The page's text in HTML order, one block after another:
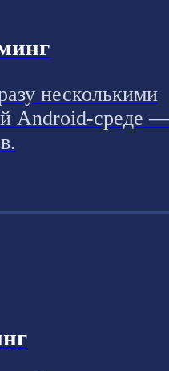
несколькими
Android-среде —